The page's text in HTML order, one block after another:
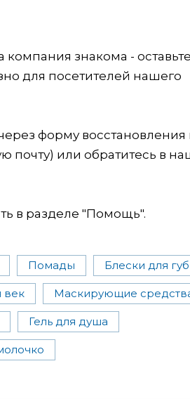
знакома -
для посетителей нашего
форму восстановления
почту) или обратитесь в
в разделе "Помощь".
Помады Блески для губ
век Маскирующие
Гель для душа